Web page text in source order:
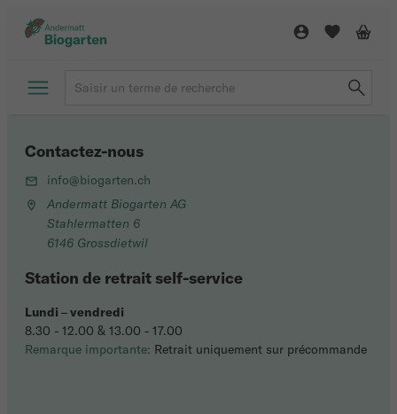
Contactez-nous
info@biogarten.ch
Andermatt Biogarten AG
Stahlermatten 6
6146 Grossdietwil
Station de retrait self-service
Lundi –vendredi
8.30 - 12.00 & 13.00 - 17.00
Remarque importante: Retrait uniquement sur précommande